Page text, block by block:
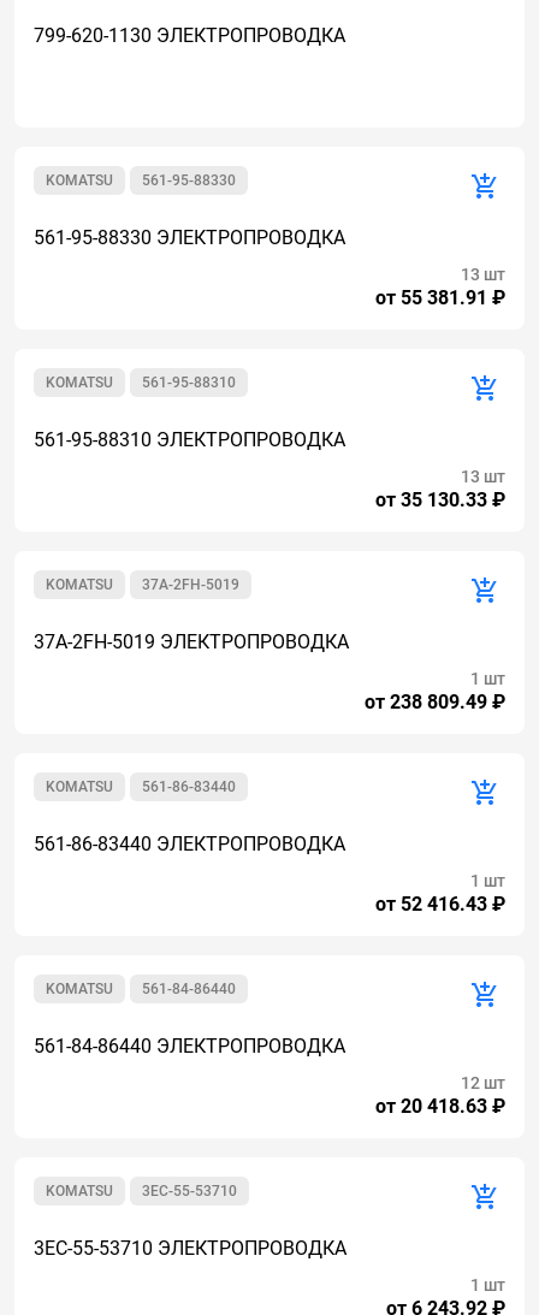
799-620-1130 ЭЛЕКТРОПРОВОДКА
561-95-88330
KOMATSU
561-95-88330 ЭЛЕКТРОПРОВОДКА
от 55 381.91 ₽
13 шт
561-95-88310
KOMATSU
561-95-88310 ЭЛЕКТРОПРОВОДКА
от 35 130.33 ₽
13 шт
37A-2FH-5019
KOMATSU
37A-2FH-5019 ЭЛЕКТРОПРОВОДКА
от 238 809.49 ₽
1 шт
561-86-83440
KOMATSU
561-86-83440 ЭЛЕКТРОПРОВОДКА
от 52 416.43 ₽
1 шт
561-84-86440
KOMATSU
561-84-86440 ЭЛЕКТРОПРОВОДКА
от 20 418.63 ₽
12 шт
3EC-55-53710
KOMATSU
3EC-55-53710 ЭЛЕКТРОПРОВОДКА
от 6 243.92 ₽
1 шт